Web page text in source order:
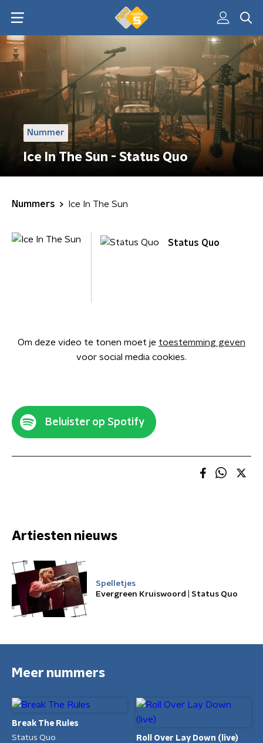
Nummer
Ice In The Sun - Status Quo
Nummers Ice In The Sun
Status Quo
Om deze video te tonen moet je toestemming geven
voor social media cookies.
Beluister op Spotify
Artiesten nieuws
Spelletjes
Evergreen Kruiswoord | Status Quo
Meer nummers
Break The Rules
Status Quo
Roll Over Lay Down (live)